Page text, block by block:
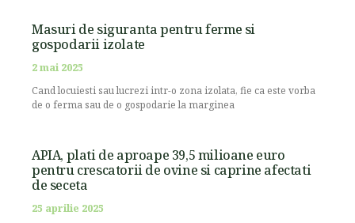
Masuri de siguranta pentru ferme si
gospodarii izolate
2 mai 2025
Cand locuiesti sau lucrezi intr-o zona izolata, fie ca este vorba
de o ferma sau de o gospodarie la marginea
APIA, plati de aproape 39,5 milioane euro
pentru crescatorii de ovine si caprine afectati
de seceta
25 aprilie 2025